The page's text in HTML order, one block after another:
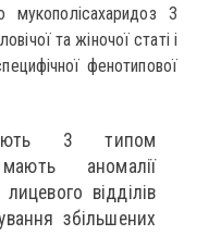
мукополісахаридоз 3
та жіночої статі і
фенотипової
3 типом
мають аномалії
відділів
збільшених